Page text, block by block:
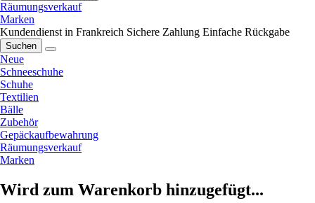
Räumungsverkauf
Marken
Kundendienst in Frankreich Sichere Zahlung Einfache Rückgabe
Suchen
Neue
Schneeschuhe
Schuhe
Textilien
Bälle
Zubehör
Gepäckaufbewahrung
Räumungsverkauf
Marken
Wird zum Warenkorb hinzugefügt...